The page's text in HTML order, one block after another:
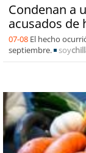
Condenan a
acusados de
07-08 El hecho
septiembre.
soy